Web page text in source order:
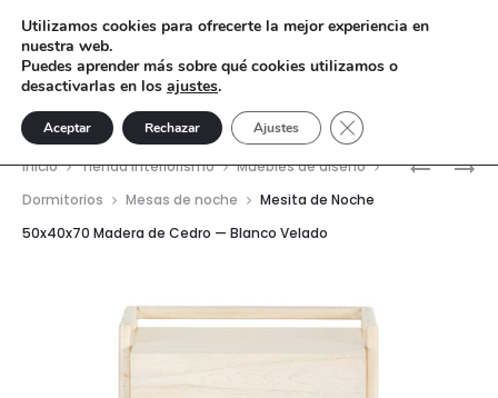
SILLA
MESITA
Inicio Tienda interiorismo
Muebles de diseño
Dormitorios
Mesas de noche
Mesita de Noche
50x40x70 Madera de Cedro — Blanco Velado
Utilizamos cookies para ofrecerte la mejor experiencia en
nuestra web.
Puedes aprender más sobre qué cookies utilizamos o
desactivarlas en los ajustes.
Aceptar Rechazar Ajustes Cerrar el banner de